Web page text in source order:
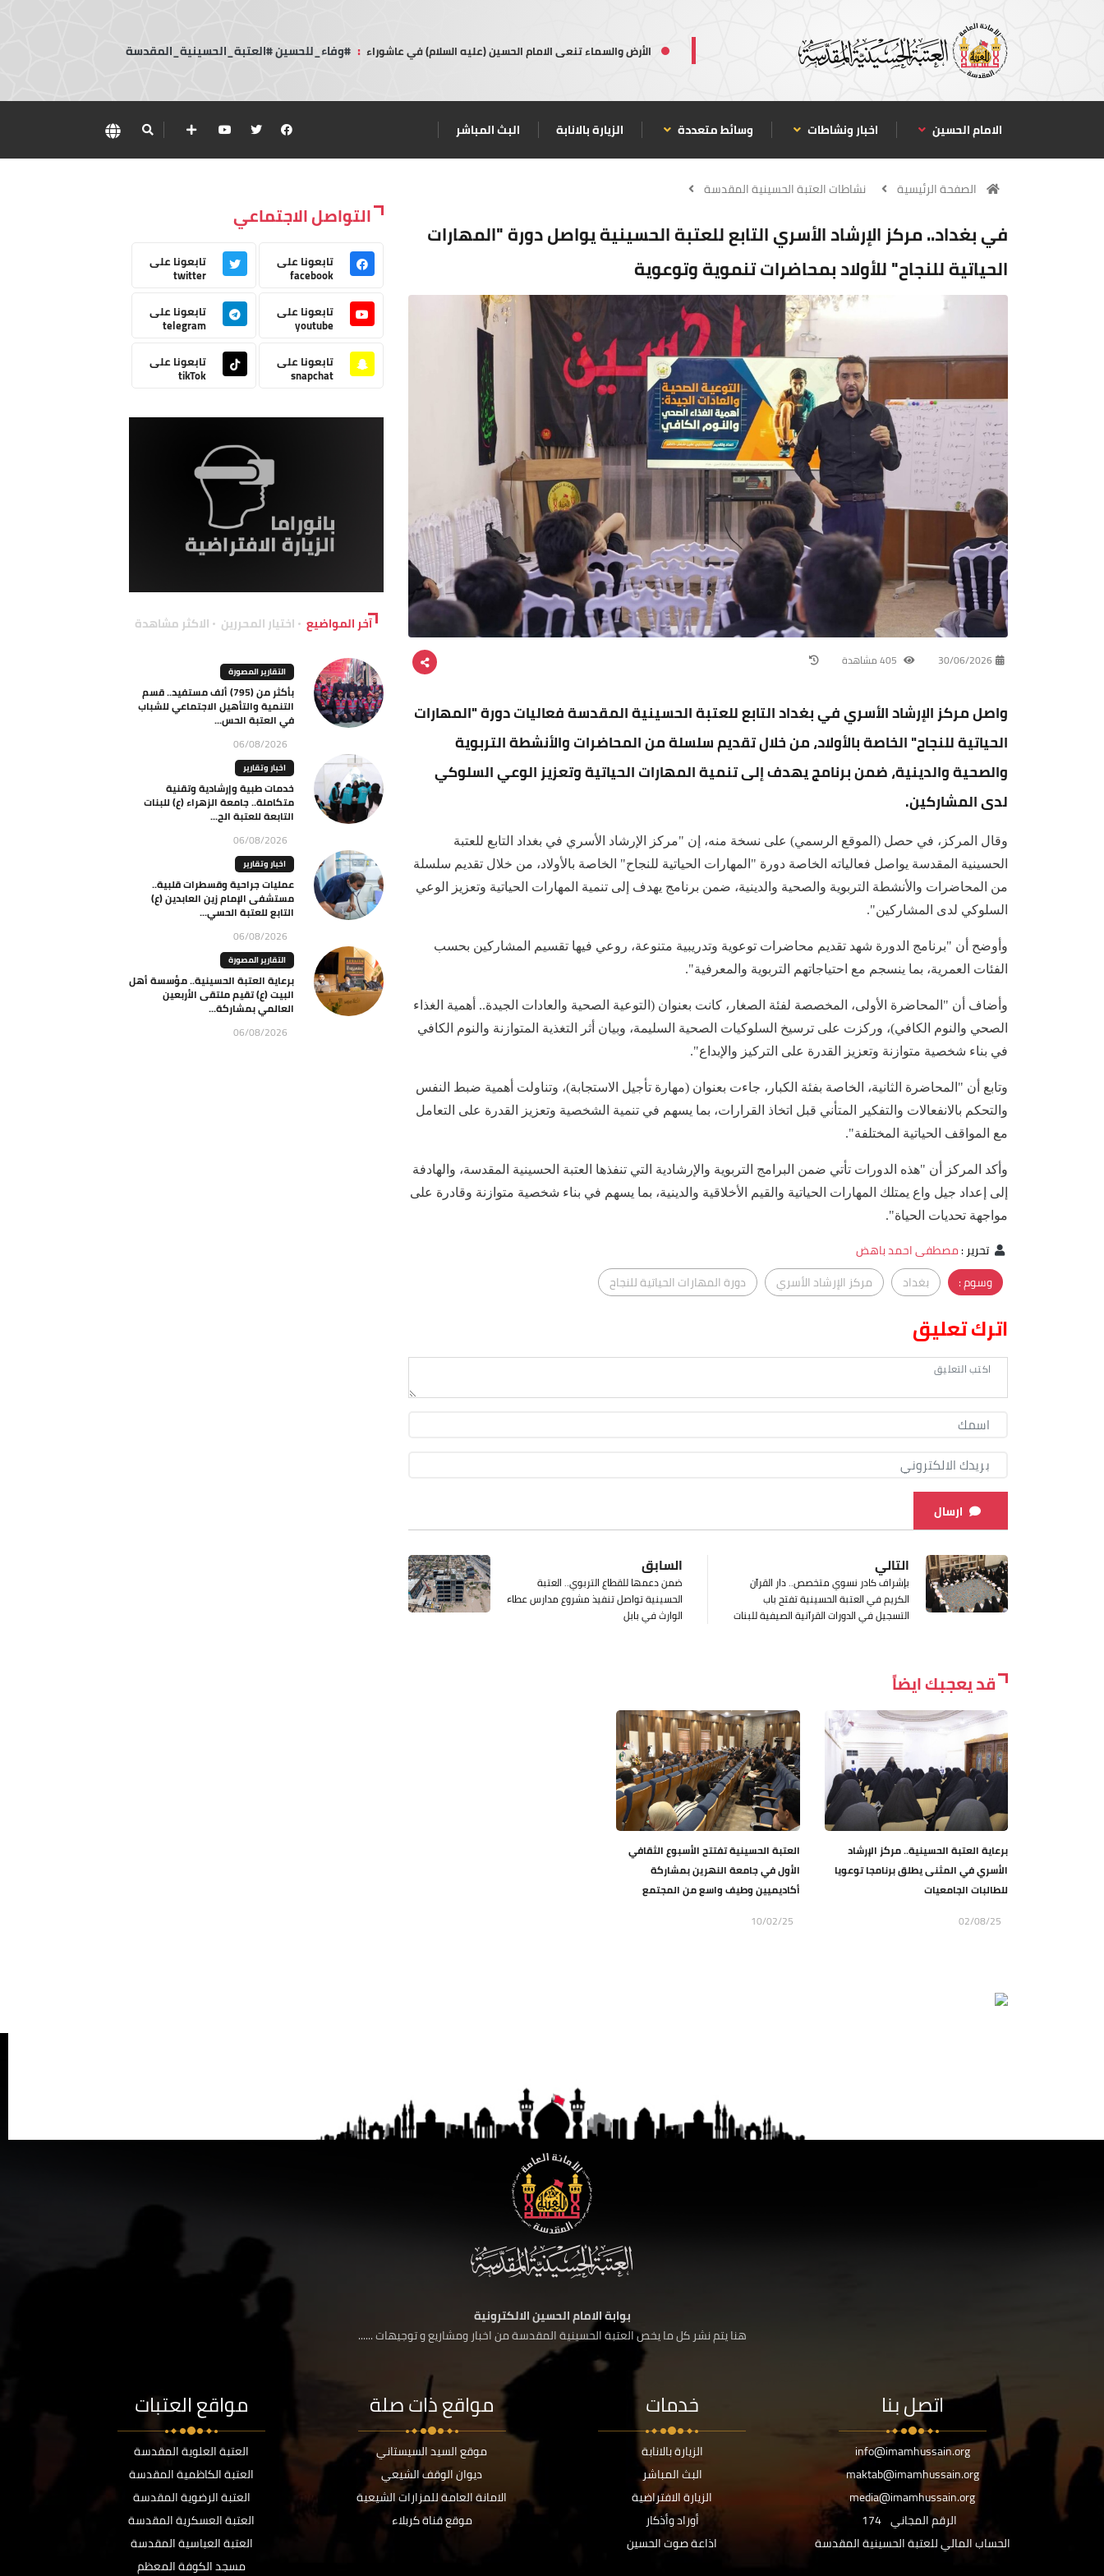
الأرض والسماء تنعى الامام الحسين (عليه السلام) في عاشوراء : #وفاء_للحسين #العتبة_الحسينية_المقدسة
الامام الحسين اخبار ونشاطات وسائط متعددة الزيارة بالانابة البث المباشر
الصفحة الرئيسية نشاطات العتبة الحسينية المقدسة
في بغداد.. مركز الإرشاد الأسري التابع للعتبة الحسينية يواصل دورة "المهارات
الحياتية للنجاح" للأولاد بمحاضرات تنموية وتوعوية
30/06/2026
واصل مركز الإرشاد الأسري في بغداد التابع للعتبة الحسينية المقدسة فعاليات دورة "المهارات
الحياتية للنجاح" الخاصة بالأولاد، من خلال تقديم سلسلة من المحاضرات والأنشطة التربوية
والصحية والدينية، ضمن برنامج يهدف إلى تنمية المهارات الحياتية وتعزيز الوعي السلوكي
لدى المشاركين.
وقال المركز، في حصل (الموقع الرسمي) على نسخة منه، إن "مركز الإرشاد الأسري في بغداد التابع للعتبة
الحسينية المقدسة يواصل فعالياته الخاصة دورة "المهارات الحياتية للنجاح" الخاصة بالأولاد، من خلال تقديم سلسلة
من المحاضرات والأنشطة التربوية والصحية والدينية، ضمن برنامج يهدف إلى تنمية المهارات الحياتية وتعزيز الوعي
السلوكي لدى المشاركين".
وأوضح أن "برنامج الدورة شهد تقديم محاضرات توعوية وتدريبية متنوعة، روعي فيها تقسيم المشاركين بحسب
الفئات العمرية، بما ينسجم مع احتياجاتهم التربوية والمعرفية".
وأضاف أن "المحاضرة الأولى، المخصصة لفئة الصغار، كانت بعنوان (التوعية الصحية والعادات الجيدة.. أهمية الغذاء
الصحي والنوم الكافي)، وركزت على ترسيخ السلوكيات الصحية السليمة، وبيان أثر التغذية المتوازنة والنوم الكافي
في بناء شخصية متوازنة وتعزيز القدرة على التركيز والإبداع".
وتابع أن "المحاضرة الثانية، الخاصة بفئة الكبار، جاءت بعنوان (مهارة تأجيل الاستجابة)، وتناولت أهمية ضبط النفس
والتحكم بالانفعالات والتفكير المتأني قبل اتخاذ القرارات، بما يسهم في تنمية الشخصية وتعزيز القدرة على التعامل
مع المواقف الحياتية المختلفة".
وأكد المركز أن "هذه الدورات تأتي ضمن البرامج التربوية والإرشادية التي تنفذها العتبة الحسينية المقدسة، والهادفة
إلى إعداد جيل واع يمتلك المهارات الحياتية والقيم الأخلاقية والدينية، بما يسهم في بناء شخصية متوازنة وقادرة على
مواجهة تحديات الحياة".
تحرير:مصطفى احمد باهض
وسوم :
بغداد مركز الإرشاد الأسري دورة المهارات الحياتية للنجاح
اترك تعليق
ارسال
السابق
ضمن دعمها للقطاع التربوي.. العتبة
الحسينية تواصل تنفيذ مشروع مدارس عطاء
الوارث في بابل
التالي
بإشراف كادر نسوي متخصص.. دار القرآن
الكريم في العتبة الحسينية تفتح باب
التسجيل في الدورات القرآنية الصيفية للبنات
قد يعجبك ايضاً
برعاية العتبة الحسينية.. مركز الإرشاد
الأسري في المثنى يطلق برنامجا توعويا
للطالبات الجامعيات
02/08/25
العتبة الحسينية تفتتح الأسبوع الثقافي
الأول في جامعة النهرين بمشاركة
أكاديميين وطيف واسع من المجتمع
10/02/25
التواصل الاجتماعي
تابعونا على
facebook
تابعونا على
twitter
تابعونا على
youtube
تابعونا على
telegram
تابعونا على
snapchat
تابعونا على
tikTok
آخر المواضيع اختيار المحررين الاكثر مشاهدة
التقارير المصورة
بأكثر من (795) ألف مستفيد.. قسم
التنمية والتأهيل الاجتماعي للشباب
في العتبة الحس...
06/08/2026
اخبار وتقارير
خدمات طبية وإرشادية وتقنية
متكاملة.. جامعة الزهراء (ع) للبنات
التابعة للعتبة الح...
06/08/2026
اخبار وتقارير
عمليات جراحية وقسطرات قلبية..
مستشفى الإمام زين العابدين (ع)
التابع للعتبة الحسي...
06/08/2026
التقارير المصورة
برعاية العتبة الحسينية.. مؤسسة أهل
البيت (ع) تقيم ملتقى الأربعين
العالمي بمشاركة...
06/08/2026
بوابة الامام الحسين الالكترونية
هنا يتم نشر كل ما يخص العتبة الحسينية المقدسة من اخبار ومشاريع و توجيهات ......
اتصل بنا
info@imamhussain.org
maktab@imamhussain.org
media@imamhussain.org
الرقم المجاني 174
الحساب المالي للعتبة الحسينية المقدسة
خدمات
الزيارة بالانابة
البث المباشر
الزيارة الافتراضية
أوراد وأذكار
اذاعة صوت الحسين
مواقع ذات صلة
موقع السيد السيستاني
ديوان الوقف الشيعي
الامانة العامة للمزارات الشيعية
موقع قناة كربلاء
مواقع العتبات
العتبة العلوية المقدسة
العتبة الكاظمية المقدسة
العتبة الرضوية المقدسة
العتبة العسكرية المقدسة
العتبة العباسية المقدسة
مسجد الكوفة المعظم